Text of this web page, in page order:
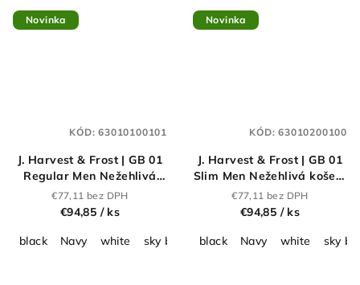
Novinka
J. Harvest & Frost | GB 01
Regular Men Nežehlivá
košeľa s dlhým
rukávom_63.0101
€77,11 bez DPH
€94,85 / ks
black
Navy white sky blue grey Mid Blue
KÓD:63010100101
Novinka
J. Harvest & Frost | GB 01
Slim Men Nežehlivá košeľa
s dlhým rukávom_63.0102
€77,11 bez DPH
€94,85 / ks
black
Navy white sky
KÓD:63010200100